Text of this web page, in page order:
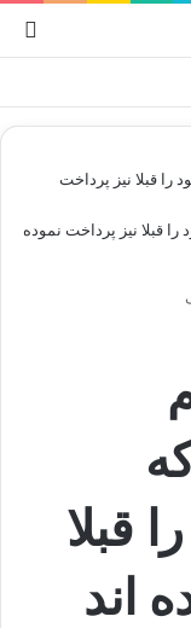
قبلا نیز پرداخت نموده
قبلا
اند